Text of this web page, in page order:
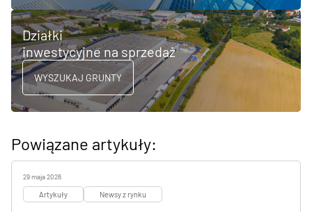
Działki
inwestycyjne na sprzedaż
WYSZUKAJ GRUNTY
Powiązane artykuły:
29 maja 2026
Artykuły Newsy z rynku